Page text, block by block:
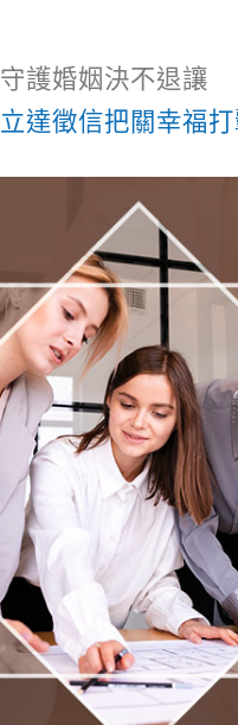
守護婚姻決不退讓
立達徵信把關幸福